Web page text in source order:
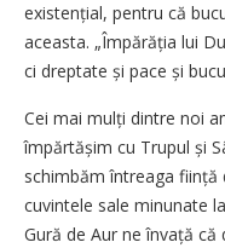
existențial, pentru că
aceasta. „Împărăția lui
ci dreptate și pace și
Cei mai mulți dintre noi
împărtășim cu Trupul și
schimbăm întreaga ființă
cuvintele sale minunate
Gură de Aur ne învață